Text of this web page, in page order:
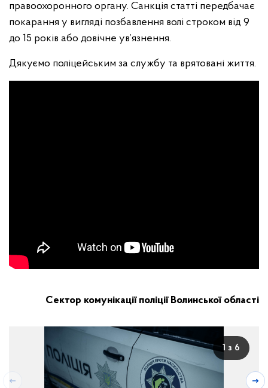
правоохоронного органу. Санкція статті передбачає
покарання у вигляді позбавлення волі строком від 9
до 15 років або довічне ув’язнення.
Дякуємо поліцейським за службу та врятовані життя.
Сектор комунікації поліції Волинської області
1 з 6